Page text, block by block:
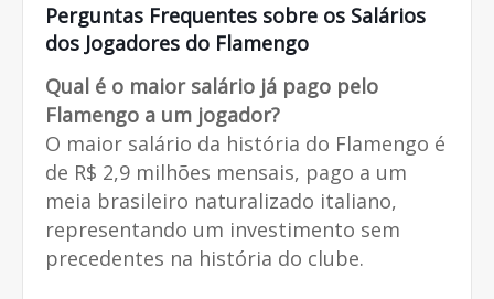
Perguntas Frequentes sobre os Salários
dos Jogadores do Flamengo
Qual é o maior salário já pago pelo
Flamengo a um jogador?
O maior salário da história do Flamengo é
de R$ 2,9 milhões mensais, pago a um
meia brasileiro naturalizado italiano,
representando um investimento sem
precedentes na história do clube.